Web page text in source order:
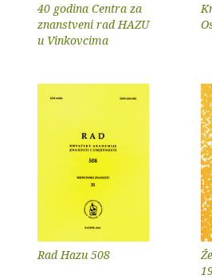
40 godina Centra za
znanstveni rad HAZU
u Vinkovcima
Rad Hazu 508